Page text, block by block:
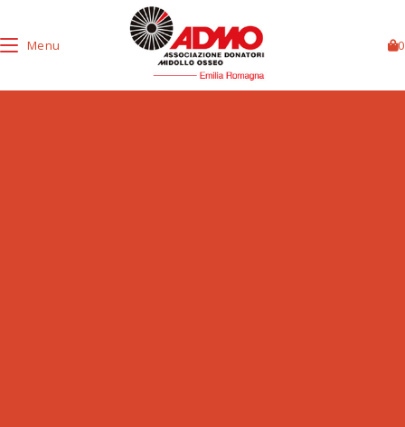
Menu 0